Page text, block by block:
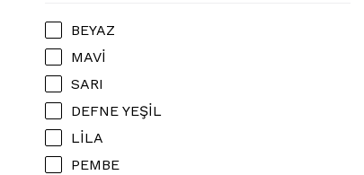
BEYAZ
MAVİ
SARI
DEFNE YEŞİL
LİLA
PEMBE